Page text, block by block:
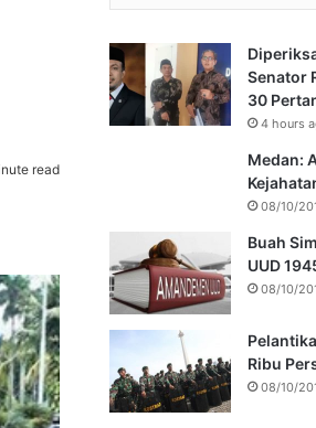
read
Senator
30
4 hours
Medan:
08/10/
Buah
UUD
08/10/
Ribu
08/10/